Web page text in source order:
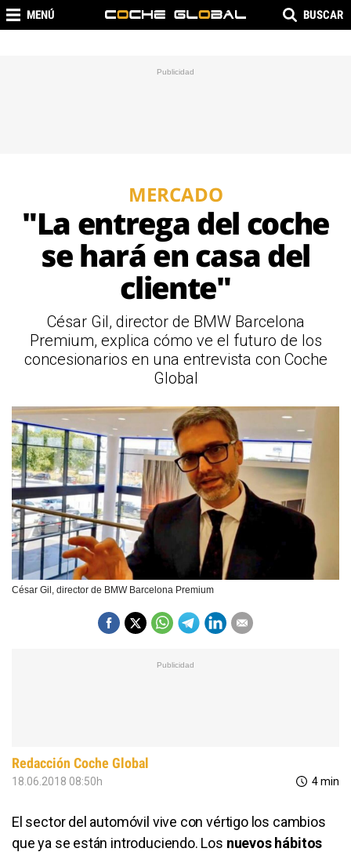
MENÚ BUSCAR
MERCADO
"La entrega del coche
se hará en casa del
cliente"
César Gil, director de BMW Barcelona
Premium, explica cómo ve el futuro de los
concesionarios en una entrevista con Coche
Global
César Gil, director de BMW Barcelona Premium
Redacción Coche Global
18.06.2018 08:50h 4 min
El sector del automóvil vive con vértigo los cambios
que ya se están introduciendo. Los nuevos hábitos